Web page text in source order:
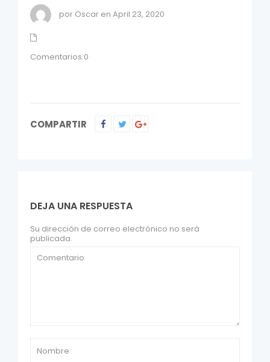
por Oscar en April 23, 2020
Comentarios:0
COMPARTIR
DEJA UNA RESPUESTA
Su dirección de correo electrónico no será
publicada.